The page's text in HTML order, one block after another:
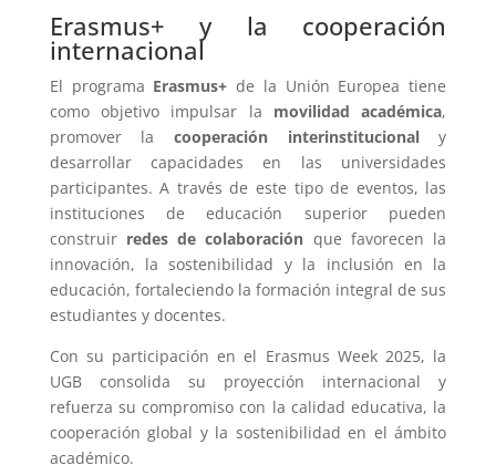
Erasmus+ y la cooperación
internacional
El programa Erasmus+ de la Unión Europea tiene
como objetivo impulsar la movilidad académica,
promover la cooperación interinstitucionaly
desarrollar capacidades en las universidades
participantes. A través de este tipo de eventos, las
instituciones de educación superior pueden
construir redes de colaboración que favorecen la
innovación, la sostenibilidad y la inclusión en la
educación, fortaleciendo la formación integral de sus
estudiantes y docentes.
Con su participación en el Erasmus Week 2025, la
UGB consolida su proyección internacional y
refuerza su compromiso con la calidad educativa, la
cooperación global y la sostenibilidad en el ámbito
académico.